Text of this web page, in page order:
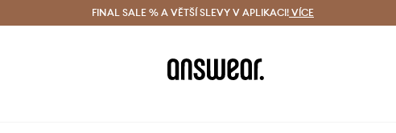
a vrácení zdarma (od 1800 Kč) Doručení i do 24 h
FINAL SALE % A VĚTŠÍ SLEVY V APLIKACI! VÍCE